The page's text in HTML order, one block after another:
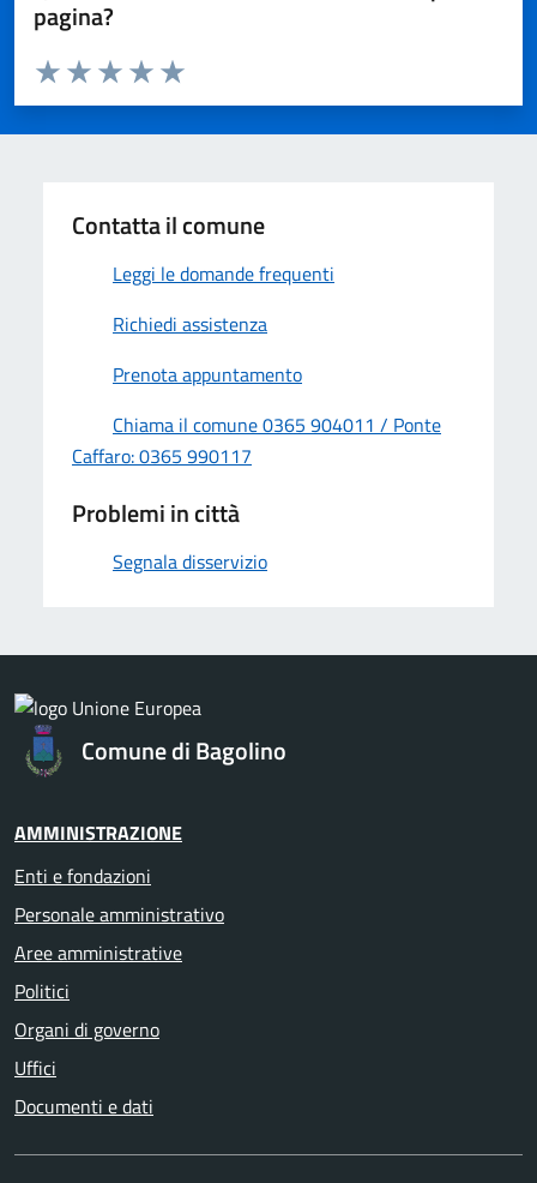
pagina?
Valuta da 1 a 5 stelle la pagina
Valuta 5 stelle su 5
Valuta 4 stelle su 5
Valuta 3 stelle su 5
Valuta 2 stelle su 5
Valuta 1 stelle su 5
Contatta il comune
Leggi le domande frequenti
Richiedi assistenza
Prenota appuntamento
Chiama il comune 0365 904011 / Ponte
Caffaro: 0365 990117
Problemi in città
Segnala disservizio
Comune di Bagolino
AMMINISTRAZIONE
Enti e fondazioni
Personale amministrativo
Aree amministrative
Politici
Organi di governo
Uffici
Documenti e dati